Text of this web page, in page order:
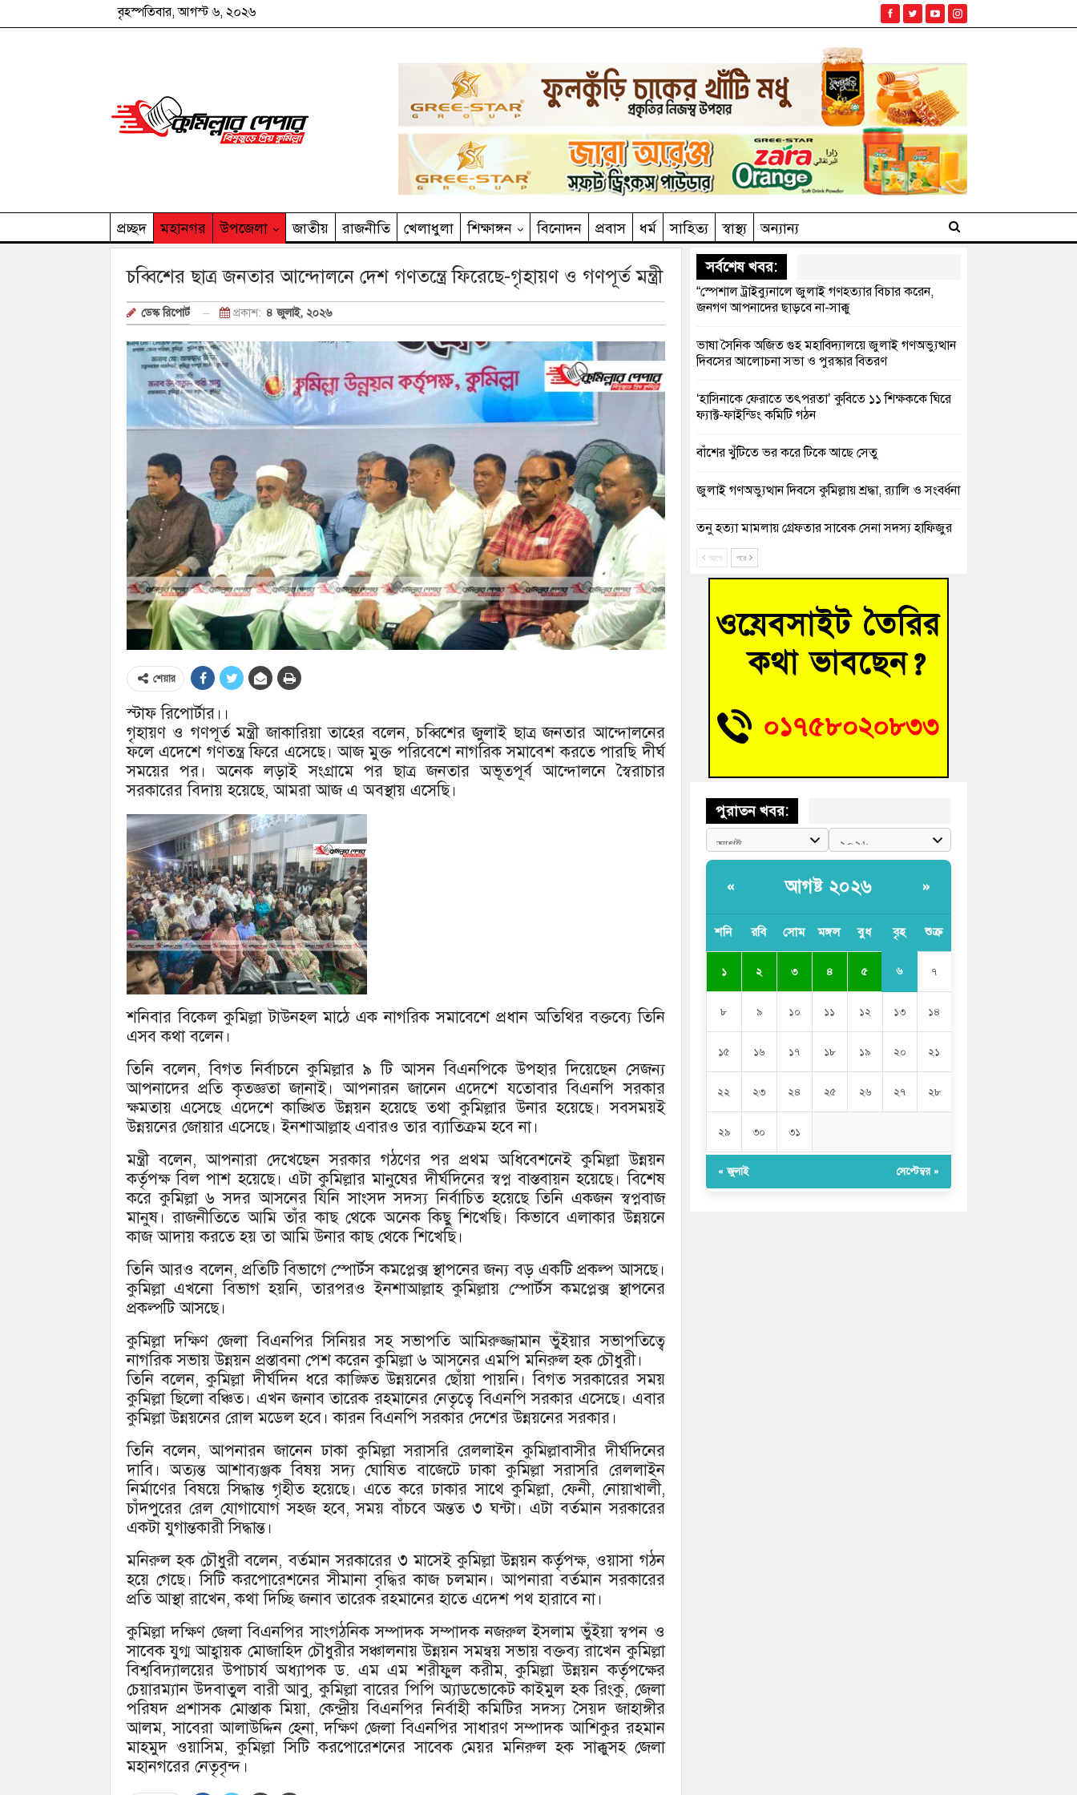
বৃহস্পতিবার, আগস্ট ৬, ২০২৬
প্রচ্ছদ মহানগর উপজেলা জাতীয় রাজনীতি খেলাধুলা শিক্ষাঙ্গন বিনোদন প্রবাস ধর্ম সাহিত‌্য স্বাস্থ্য
অন্যান্য
চব্বিশের ছাত্র জনতার আন্দোলনে দেশ গণতন্ত্রে ফিরেছে-গৃহায়ণ ও গণপূর্ত মন্ত্রী
ডেস্ক রিপোর্ট প্রকাশ: ৪ জুলাই, ২০২৬
শেয়ার
স্টাফ রিপোর্টার।।
গৃহায়ণ ও গণপূর্ত মন্ত্রী জাকারিয়া তাহের বলেন, চব্বিশের জুলাই ছাত্র জনতার আন্দোলনের
ফলে এদেশে গণতন্ত্র ফিরে এসেছে। আজ মুক্ত পরিবেশে নাগরিক সমাবেশ করতে পারছি দীর্ঘ
সময়ের পর। অনেক লড়াই সংগ্রামে পর ছাত্র জনতার অভূতপূর্ব আন্দোলনে স্বৈরাচার
সরকারের বিদায় হয়েছে, আমরা আজ এ অবস্থায় এসেছি।
শনিবার বিকেল কুমিল্লা টাউনহল মাঠে এক নাগরিক সমাবেশে প্রধান অতিথির বক্তব্যে তিনি
এসব কথা বলেন।
তিনি বলেন, বিগত নির্বাচনে কুমিল্লার ৯ টি আসন বিএনপিকে উপহার দিয়েছেন সেজন্য
আপনাদের প্রতি কৃতজ্ঞতা জানাই। আপনারন জানেন এদেশে যতোবার বিএনপি সরকার
ক্ষমতায় এসেছে এদেশে কাঙ্খিত উন্নয়ন হয়েছে তথা কুমিল্লার উনার হয়েছে। সবসময়ই
উন্নয়নের জোয়ার এসেছে। ইনশাআল্লাহ এবারও তার ব্যাতিক্রম হবে না।
মন্ত্রী বলেন, আপনারা দেখেছেন সরকার গঠণের পর প্রথম অধিবেশনেই কুমিল্লা উন্নয়ন
কর্তৃপক্ষ বিল পাশ হয়েছে। এটা কুমিল্লার মানুষের দীর্ঘদিনের স্বপ্ন বাস্তবায়ন হয়েছে। বিশেষ
করে কুমিল্লা ৬ সদর আসনের যিনি সাংসদ সদস্য নির্বাচিত হয়েছে তিনি একজন স্বপ্নবাজ
মানুষ। রাজনীতিতে আমি তাঁর কাছ থেকে অনেক কিছু শিখেছি। কিভাবে এলাকার উন্নয়নে
কাজ আদায় করতে হয় তা আমি উনার কাছ থেকে শিখেছি।
তিনি আরও বলেন, প্রতিটি বিভাগে স্পোর্টস কমপ্লেক্স স্থাপনের জন্য বড় একটি প্রকল্প আসছে।
কুমিল্লা এখনো বিভাগ হয়নি, তারপরও ইনশাআল্লাহ কুমিল্লায় স্পোর্টস কমপ্লেক্স স্থাপনের
প্রকল্পটি আসছে।
কুমিল্লা দক্ষিণ জেলা বিএনপির সিনিয়র সহ সভাপতি আমিরুজ্জামান ভুঁইয়ার সভাপতিত্বে
নাগরিক সভায় উন্নয়ন প্রস্তাবনা পেশ করেন কুমিল্লা ৬ আসনের এমপি মনিরুল হক চৌধুরী।
তিনি বলেন, কুমিল্লা দীর্ঘদিন ধরে কাঙ্ক্ষিত উন্নয়নের ছোঁয়া পায়নি। বিগত সরকারের সময়
কুমিল্লা ছিলো বঞ্চিত। এখন জনাব তারেক রহমানের নেতৃত্বে বিএনপি সরকার এসেছে। এবার
কুমিল্লা উন্নয়নের রোল মডেল হবে। কারন বিএনপি সরকার দেশের উন্নয়নের সরকার।
তিনি বলেন, আপনারন জানেন ঢাকা কুমিল্লা সরাসরি রেললাইন কুমিল্লাবাসীর দীর্ঘদিনের
দাবি। অত্যন্ত আশাব্যঞ্জক বিষয় সদ্য ঘোষিত বাজেটে ঢাকা কুমিল্লা সরাসরি রেললাইন
নির্মাণের বিষয়ে সিদ্ধান্ত গৃহীত হয়েছে। এতে করে ঢাকার সাথে কুমিল্লা, ফেনী, নোয়াখালী,
চাঁদপুরের রেল যোগাযোগ সহজ হবে, সময় বাঁচবে অন্তত ৩ ঘন্টা। এটা বর্তমান সরকারের
একটা যুগান্তকারী সিদ্ধান্ত।
মনিরুল হক চৌধুরী বলেন, বর্তমান সরকারের ৩ মাসেই কুমিল্লা উন্নয়ন কর্তৃপক্ষ, ওয়াসা গঠন
হয়ে গেছে। সিটি করপোরেশনের সীমানা বৃদ্ধির কাজ চলমান। আপনারা বর্তমান সরকারের
প্রতি আস্থা রাখেন, কথা দিচ্ছি জনাব তারেক রহমানের হাতে এদেশ পথ হারাবে না।
কুমিল্লা দক্ষিণ জেলা বিএনপির সাংগঠনিক সম্পাদক সম্পাদক নজরুল ইসলাম ভুঁইয়া স্বপন ও
সাবেক যুগ্ম আহ্বায়ক মোজাহিদ চৌধুরীর সঞ্চালনায় উন্নয়ন সমন্বয় সভায় বক্তব্য রাখেন কুমিল্লা
বিশ্ববিদ্যালয়ের উপাচার্য অধ্যাপক ড. এম এম শরীফুল করীম, কুমিল্লা উন্নয়ন কর্তৃপক্ষের
চেয়ারম্যান উদবাতুল বারী আবু, কুমিল্লা বারের পিপি অ্যাডভোকেট কাইমুল হক রিংকু, জেলা
পরিষদ প্রশাসক মোস্তাক মিয়া, কেন্দ্রীয় বিএনপির নির্বাহী কমিটির সদস্য সৈয়দ জাহাঙ্গীর
আলম, সাবেরা আলাউদ্দিন হেনা, দক্ষিণ জেলা বিএনপির সাধারণ সম্পাদক আশিকুর রহমান
মাহমুদ ওয়াসিম, কুমিল্লা সিটি করপোরেশনের সাবেক মেয়র মনিরুল হক সাক্কুসহ জেলা
মহানগরের নেতৃবৃন্দ।
সর্বশেষ খবর:
“স্পেশাল ট্রাইব্যুনালে জুলাই গণহত্যার বিচার করেন,
জনগণ আপনাদের ছাড়বে না-সাক্কু
ভাষা সৈনিক অজিত গুহ মহাবিদ্যালয়ে জুলাই গণঅভ্যুত্থান
দিবসের আলোচনা সভা ও পুরস্কার বিতরণ
‘হাসিনাকে ফেরাতে তৎপরতা’ কুবিতে ১১ শিক্ষককে ঘিরে
ফ্যাক্ট-ফাইন্ডিং কমিটি গঠন
বাঁশের খুঁটিতে ভর করে টিকে আছে সেতু
জুলাই গণঅভ্যুত্থান দিবসে কুমিল্লায় শ্রদ্ধা, র‍্যালি ও সংবর্ধনা
তনু হত্যা মামলায় গ্রেফতার সাবেক সেনা সদস্য হাফিজুর
রহমান হাইকোর্টের জামিনে মুক্ত
আহত শিক্ষার্থীদের দেখতে গিয়ে মেডিকেলের ক্যান্টিনে
হোমনায় বিধবা নারীর জমি দখল ও জীবননাশের হুমকির
উদ্যোগ; ৯ সদস্যের কমিটি গঠন
বুড়িচংয়ে জুলাই গণঅভ্যুত্থান দিবস উদযাপন উপলক্ষে
আগে পরে
পুরাতন খবর:
« আগষ্ট ২০২৬ »
শনি রবি সোম মঙ্গল বুধ বৃহ শুক্র
১ ২ ৩ ৪ ৫ ৬ ৭
৮ ৯ ১০ ১১ ১২ ১৩ ১৪
১৫ ১৬ ১৭ ১৮ ১৯ ২০ ২১
২২ ২৩ ২৪ ২৫ ২৬ ২৭ ২৮
২৯ ৩০ ৩১
« জুলাই সেপ্টেম্বর »